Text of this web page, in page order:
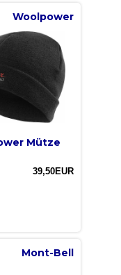
Woolpower
Mütze
39,50EUR
Mont-Bell